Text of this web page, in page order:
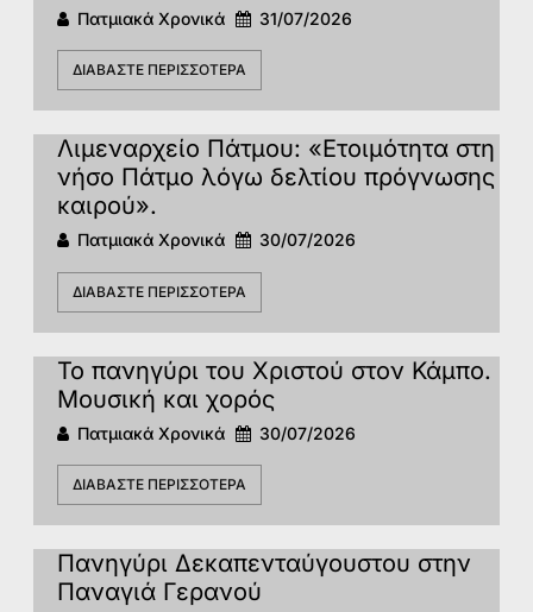
Πατμιακά Χρονικά 31/07/2026
ΔΙΑΒΆΣΤΕ ΠΕΡΙΣΣΌΤΕΡΑ
Λιμεναρχείο Πάτμου: «Ετοιμότητα στη
νήσο Πάτμο λόγω δελτίου πρόγνωσης
καιρού».
Πατμιακά Χρονικά 30/07/2026
ΔΙΑΒΆΣΤΕ ΠΕΡΙΣΣΌΤΕΡΑ
Το πανηγύρι του Χριστού στον Κάμπο.
Μουσική και χορός
Πατμιακά Χρονικά 30/07/2026
ΔΙΑΒΆΣΤΕ ΠΕΡΙΣΣΌΤΕΡΑ
Πανηγύρι Δεκαπενταύγουστου στην
Παναγιά Γερανού